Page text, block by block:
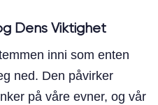
Dens Viktighet
inni som enten
ned. Den påvirker
på våre evner, og vår